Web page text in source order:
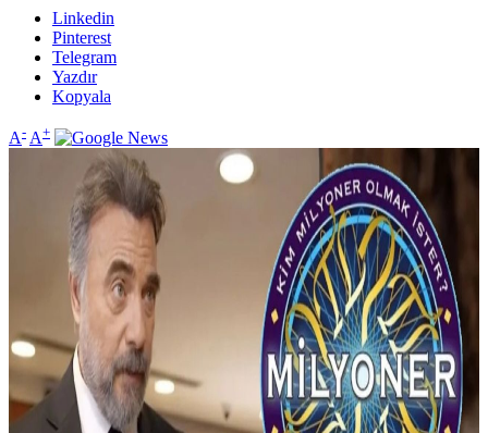
Linkedin
Pinterest
Telegram
Yazdır
Kopyala
A- A+